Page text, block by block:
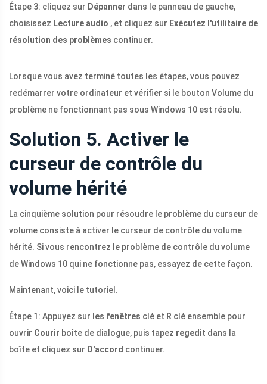
Étape 3: cliquez sur Dépanner dans le panneau de gauche,
choisissez Lecture audio , et cliquez sur Exécutez l'utilitaire de
résolution des problèmes continuer.
Lorsque vous avez terminé toutes les étapes, vous pouvez
redémarrer votre ordinateur et vérifier si le bouton Volume du
problème ne fonctionnant pas sous Windows 10 est résolu.
Solution 5. Activer le
curseur de contrôle du
volume hérité
La cinquième solution pour résoudre le problème du curseur de
volume consiste à activer le curseur de contrôle du volume
hérité. Si vous rencontrez le problème de contrôle du volume
de Windows 10 qui ne fonctionne pas, essayez de cette façon.
Maintenant, voici le tutoriel.
Étape 1: Appuyez sur les fenêtres clé et R clé ensemble pour
ouvrir Courir boîte de dialogue, puis tapez regedit dans la
boîte et cliquez sur D'accord continuer.